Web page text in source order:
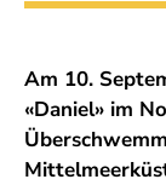
Am 10.
«Daniel» im